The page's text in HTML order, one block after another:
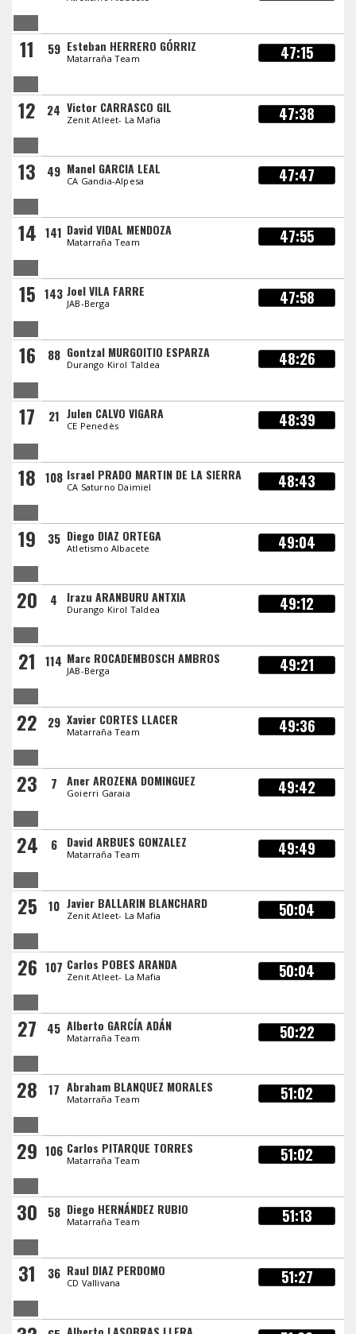
11 59 Esteban HERRERO GÓRRIZ
Matarraña Team 47:15
12 24 Victor CARRASCO GIL
Zenit Atleet- La Mafia 47:38
13 49 Manel GARCIA LEAL
CA Gandia-Alpesa 47:47
14 141 David VIDAL MENDOZA
Matarraña Team 47:55
15 143 Joel VILA FARRE
JAB-Berga 47:58
16 88 Gontzal MURGOITIO ESPARZA
Durango Kirol Taldea 48:26
17 21 Julen CALVO VIGARA
CE Penedès 48:39
18 108 Israel PRADO MARTIN DE LA SIERRA
CA Saturno Daimiel 48:43
19 35 Diego DIAZ ORTEGA
Atletismo Albacete 49:04
20 4 Irazu ARANBURU ANTXIA
Durango Kirol Taldea 49:12
21 114 Marc ROCADEMBOSCH AMBROS
JAB-Berga 49:21
22 29 Xavier CORTES LLACER
Matarraña Team 49:36
23 7 Aner AROZENA DOMINGUEZ
Goierri Garaia 49:42
24 6 David ARBUES GONZALEZ
Matarraña Team 49:49
25 10 Javier BALLARIN BLANCHARD
Zenit Atleet- La Mafia 50:04
26 107 Carlos POBES ARANDA
Zenit Atleet- La Mafia 50:04
27 45 Alberto GARCÍA ADÁN
Matarraña Team 50:22
28 17 Abraham BLANQUEZ MORALES
Matarraña Team 51:02
29 106 Carlos PITARQUE TORRES
Matarraña Team 51:02
30 58 Diego HERNÁNDEZ RUBIO
Matarraña Team 51:13
31 36 Raul DIAZ PERDOMO
CD Vallivana 51:27